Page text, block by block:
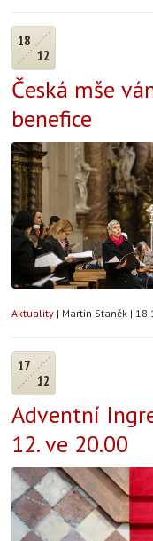
18
12
Česká mše
benefice
Aktuality | Martin Staněk |
17
12
Adventní
12. ve 20.00